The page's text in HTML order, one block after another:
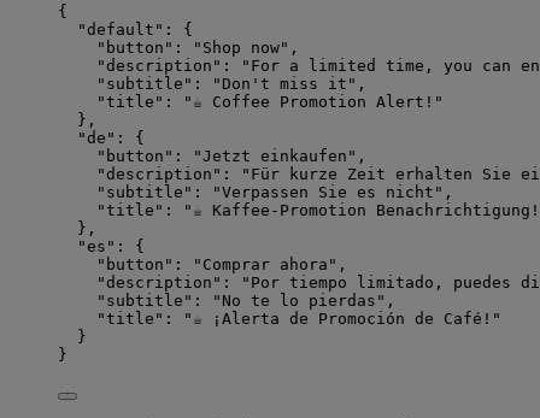
{
"default" : {
"button" : " Shop now" ,
"description" : " For a limited time, you can
"subtitle" : " Don't miss it " ,
"title" : " ☕ Coffee Promotion Alert! "
},
"de" : {
"button" : "Jetzt einkaufen " ,
"description" : " Für kurze Zeit erhalten Sie
"subtitle" : "Verpassen Sie es nicht " ,
"title" : " ☕ Kaffee-Promotion Benachrichtigung!
},
"es" : {
"button" : " Comprar ahora " ,
"description" : " Por tiempo limitado, puedes
"subtitle" : " No te lo pierdas " ,
"title" : " ☕ ¡Alerta de Promoción de Café! "
}
}